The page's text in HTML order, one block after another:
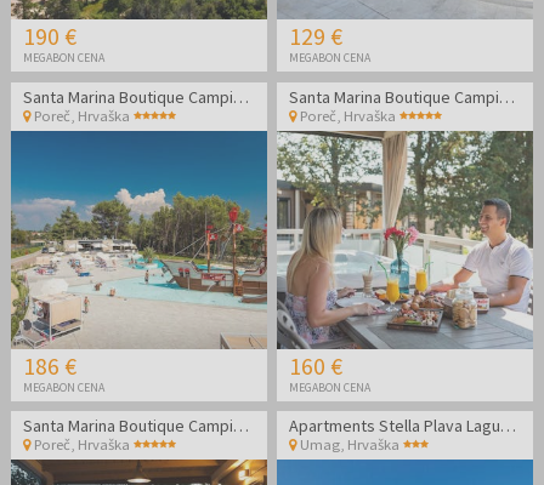
190 €
MEGABON CENA
129 €
MEGABON CENA
Santa Marina Boutique Camping - Družinski oddih v Poreču
Poreč Hrvaška
186 €
MEGABON CENA
Santa Marina Boutique Camping - Družinski poletni oddih v Poreču
Poreč Hrvaška
160 €
MEGABON CENA
Santa Marina Boutique Camping - Družinski oddih v Poreču
Poreč, Hrvaška
Apartments Stella Plava Laguna - Družinski konec poletja v Istri
Umag, Hrvaška